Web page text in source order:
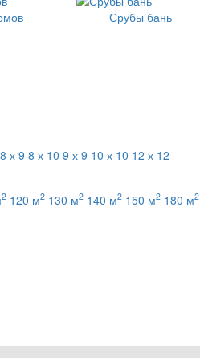
Срубы бань
8 х 9 8 х 10 9 х 9 10 х 10 12 х 12
2 120 м2 130 м2 140 м2 150 м2 180 м2